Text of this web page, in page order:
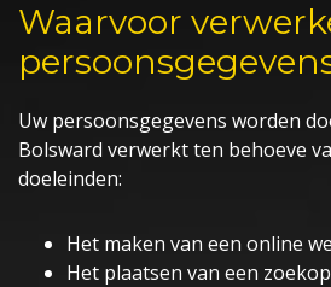
Waarvoor
Uw persoonsgegevens worden
Bolsward verwerkt ten behoeve
doeleinden:
Het maken van een online
Het plaatsen van een